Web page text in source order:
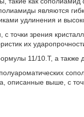
являются
удлинения и
зрения
их
11/10.Т, а также
описанные выше, с